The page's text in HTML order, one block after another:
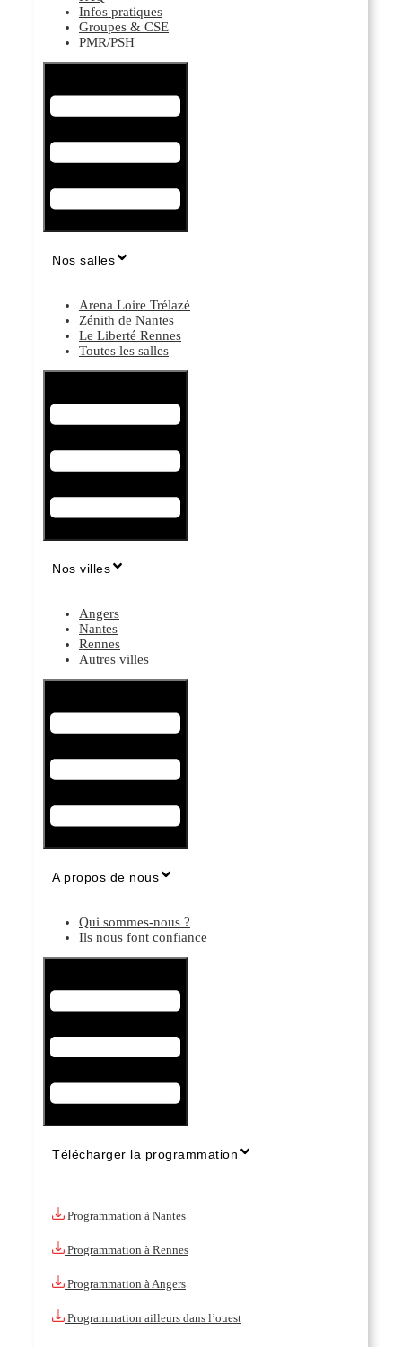
Infos pratiques
Groupes & CSE
PMR/PSH
Nos salles
Arena Loire Trélazé
Zénith de Nantes
Le Liberté Rennes
Toutes les salles
Nos villes
Angers
Nantes
Rennes
Autres villes
A propos de nous
Qui sommes-nous ?
Ils nous font confiance
Télécharger la programmation
Programmation à Nantes
Programmation à Rennes
Programmation à Angers
Programmation ailleurs dans l’ouest